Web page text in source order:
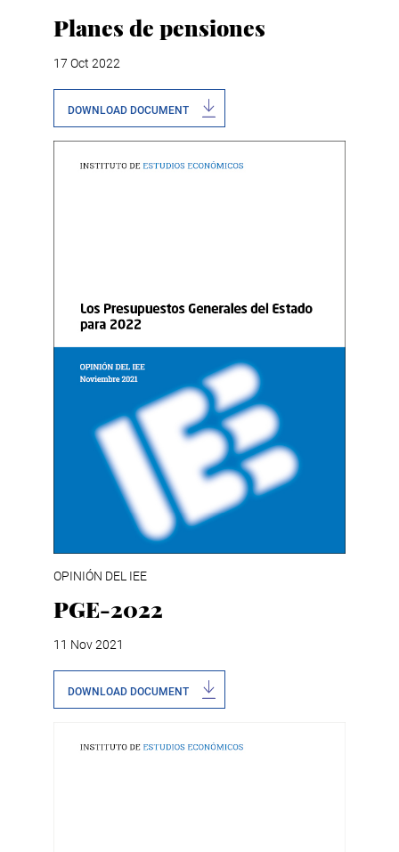
Planes de pensiones
17 Oct 2022
DOWNLOAD DOCUMENT
OPINIÓN DEL IEE
PGE-2022
11 Nov 2021
DOWNLOAD DOCUMENT